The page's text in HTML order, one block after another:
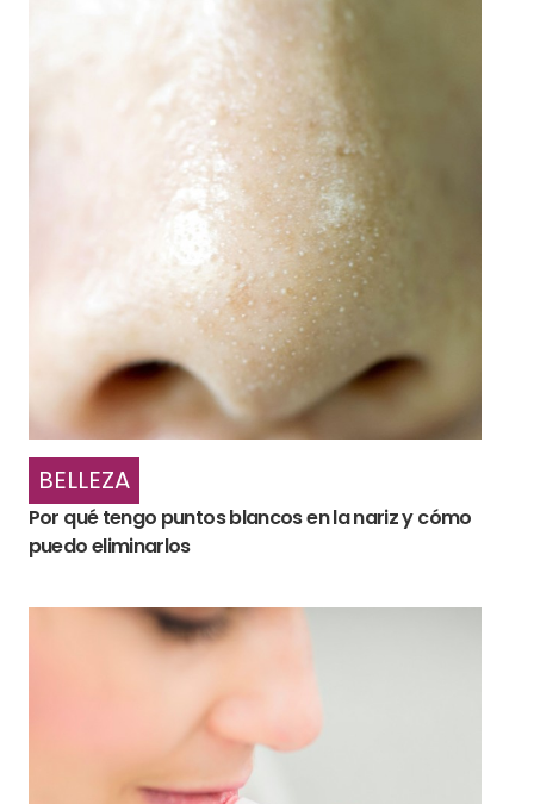
BELLEZA
Por qué tengo puntos blancos en la nariz y cómo
puedo eliminarlos